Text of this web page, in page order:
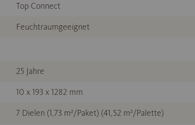
Top Connect
Feuchtraumgeeignet
25 Jahre
10 x 193 x 1282 mm
7 Dielen (1,73 m²/Paket) (41,52 m²/Palette)